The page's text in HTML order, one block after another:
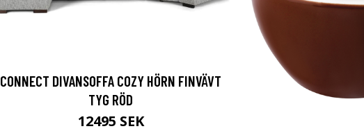
CONNECT DIVANSOFFA COZY HÖRN FINVÄVT
TYG RÖD
12495 SEK